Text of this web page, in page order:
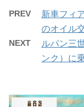
PREV
新車フィ
のオイル
NEXT
ルパン三
ンク）に